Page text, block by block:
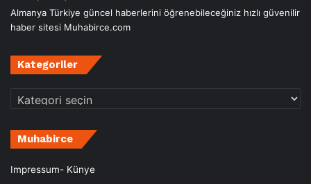
Almanya Türkiye güncel haberlerini öğrenebileceğiniz hızlı güvenilir
haber sitesi Muhabirce.com
Kategoriler
Kategoriler
Muhabirce
Impressum- Künye